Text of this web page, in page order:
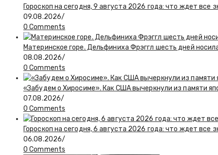
Гороскоп на сегодня, 9 августа 2026 года: что ждет все
09.08.2026/
0 Comments
Материнское горе. Дельфиниха Фрэггл шесть дней
08.08.2026/
0 Comments
«Забудем о Хиросиме». Как США вычеркнули из памяти
07.08.2026/
0 Comments
Гороскоп на сегодня, 6 августа 2026 года: что ждет все
06.08.2026/
0 Comments